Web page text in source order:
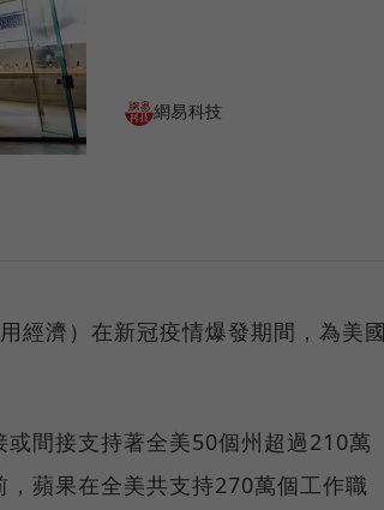
網易科技
經濟）在新冠疫情爆發期間，為美
間接支持著全美50個州超過210萬
蘋果在全美共支持270萬個工作職